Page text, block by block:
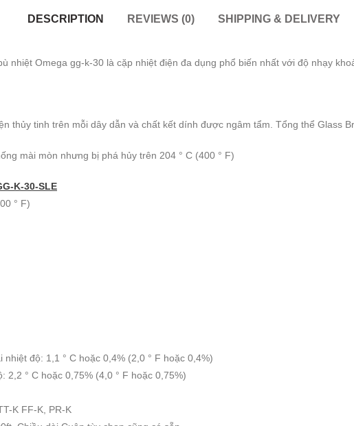
DESCRIPTION REVIEWS (0) SHIPPING & DELIVERY
nhiệt Omega gg-k-30 là cặp nhiệt điện đa dụng phổ biến nhất với độ nhạy
thủy tinh trên mỗi dây dẫn và chất kết dính được ngâm tẩm. Tổng thể Glass
mài mòn nhưng bị phá hủy trên 204 ° C (400 ° F)
K-30-SLE
° F)
độ: 1,1 ° C hoặc 0,4% (2,0 ° F hoặc 0,4%)
2,2 ° C hoặc 0,75% (4,0 ° F hoặc 0,75%)
K FF-K, PR-K